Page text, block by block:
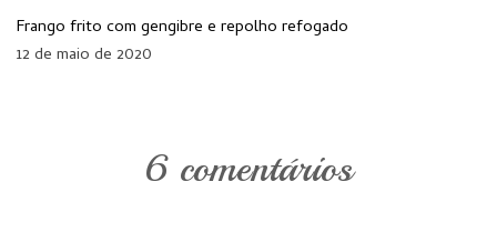
Frango frito com gengibre e repolho refogado
12 de maio de 2020
6 comentários